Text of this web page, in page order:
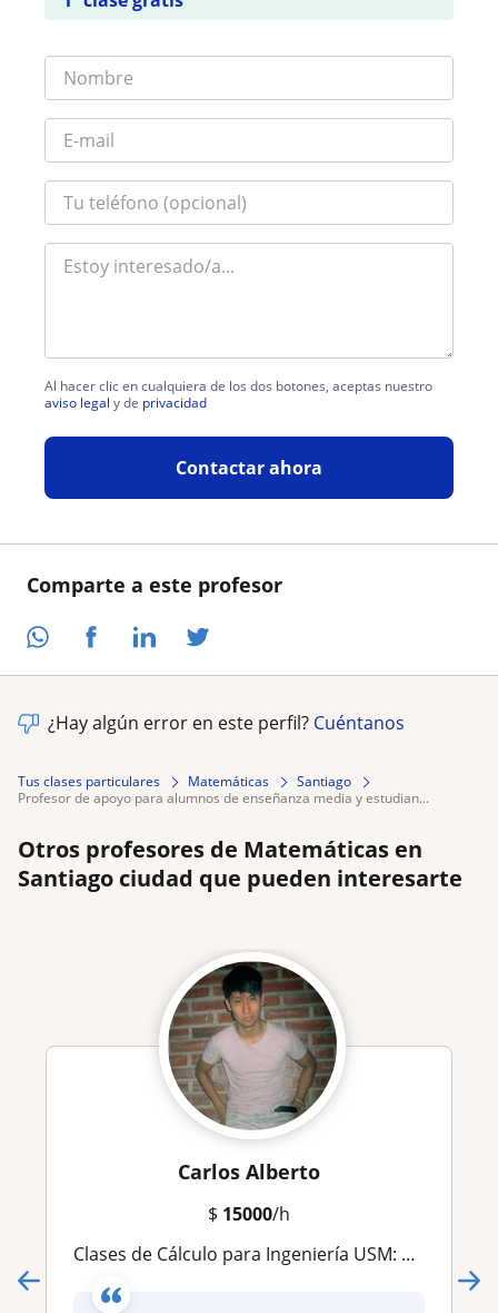
Comparte a este profesor
Al hacer clic en cualquiera de los dos botones, aceptas nuestro
aviso legal y de privacidad
Contactar ahora
¿Hay algún error en este perfil? Cuéntanos
Tus clases particulares Matemáticas
Santiago
profesor de apoyo para alumnos de enseñanza media y estudian...
Otros profesores de Matemáticas en
Santiago ciudad que pueden interesarte
Carlos Alberto
$ 15000/h
Clases de Cálculo para Ingeniería USM: Exprofesor Cpech, Exayudante USM y Entrenador Académico de Estudiantes